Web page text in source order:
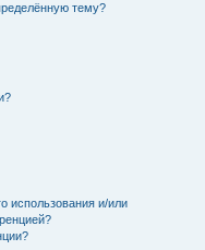
тему?
использования и/или